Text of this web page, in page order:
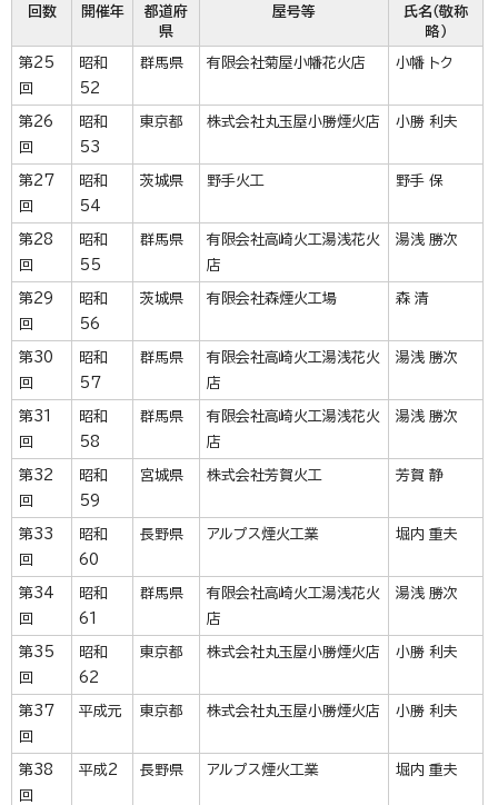
回数 開催年
都道府
県
屋号等
氏名（敬称
略）
第25
回
昭和
52
群馬県 有限会社菊屋小幡花火店 小幡 トク
第26
回
昭和
53
東京都 株式会社丸玉屋小勝煙火店 小勝 利夫
第27
回
昭和
54
茨城県 野手火工 野手 保
第28
回
昭和
55
群馬県
有限会社高崎火工湯浅花火
店
湯浅 勝次
第29
回
昭和
56
茨城県 有限会社森煙火工場 森 清
第30
回
昭和
57
群馬県
有限会社高崎火工湯浅花火
店
湯浅 勝次
第31
回
昭和
58
群馬県
有限会社高崎火工湯浅花火
店
湯浅 勝次
第32
回
昭和
59
宮城県 株式会社芳賀火工 芳賀 静
第33
回
昭和
60
長野県 アルプス煙火工業 堀内 重夫
第34
回
昭和
61
群馬県
有限会社高崎火工湯浅花火
店
湯浅 勝次
第35
回
昭和
62
東京都 株式会社丸玉屋小勝煙火店 小勝 利夫
第37
回
平成元 東京都 株式会社丸玉屋小勝煙火店 小勝 利夫
第38
回
平成2 長野県 アルプス煙火工業 堀内 重夫